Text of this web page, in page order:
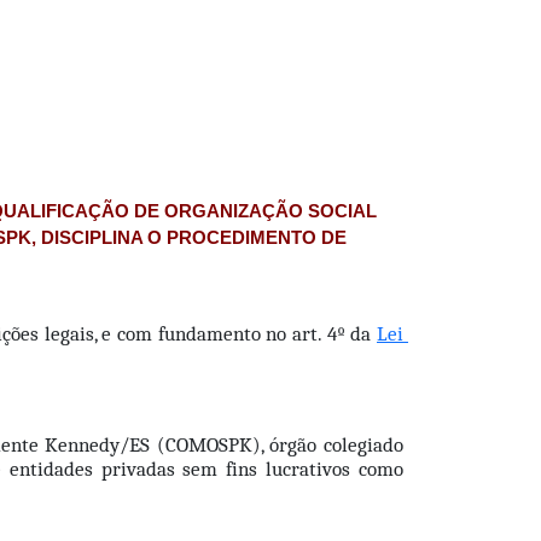
DE ORGANIZAÇÃO SOCIAL
DISCIPLINA O PROCEDIMENTO DE
legais, e com fundamento no art. 4º da Lei
Kennedy/ES (COMOSPK), órgão colegiado
privadas sem fins lucrativos como